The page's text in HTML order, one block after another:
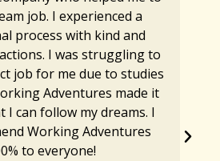
job. I experienced a
process with kind and
I was struggling to
job for me due to studies
Adventures made it
I can follow my dreams. I
Working Adventures
to everyone!